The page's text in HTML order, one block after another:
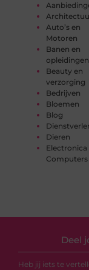
Auto’s en
Motoren
Banen en
opleidingen
Beauty en
verzorging
Bedrijven
Bloemen
Blog
Dieren
Electronica
Computers
Deel
Heb jij iets te